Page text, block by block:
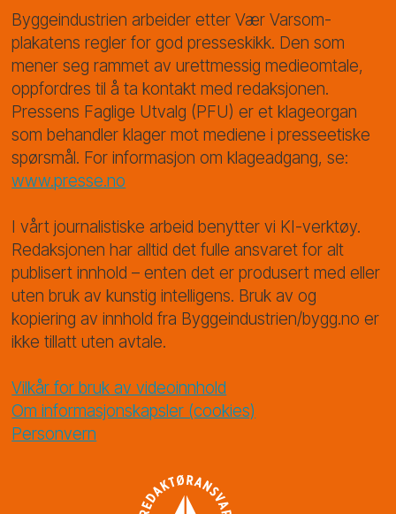
Byggeindustrien arbeider etter Vær Varsom-
plakatens regler for god presseskikk. Den som
mener seg rammet av urettmessig medieomtale,
oppfordres til å ta kontakt med redaksjonen.
Pressens Faglige Utvalg (PFU) er et klageorgan
som behandler klager mot mediene i presseetiske
spørsmål. For informasjon om klageadgang, se:
www.presse.no
I vårt journalistiske arbeid benytter vi KI-verktøy.
Redaksjonen har alltid det fulle ansvaret for alt
publisert innhold – enten det er produsert med eller
uten bruk av kunstig intelligens. Bruk av og
kopiering av innhold fra Byggeindustrien/bygg.no er
ikke tillatt uten avtale.
Vilkår for bruk av videoinnhold
Om informasjonskapsler (cookies)
Personvern